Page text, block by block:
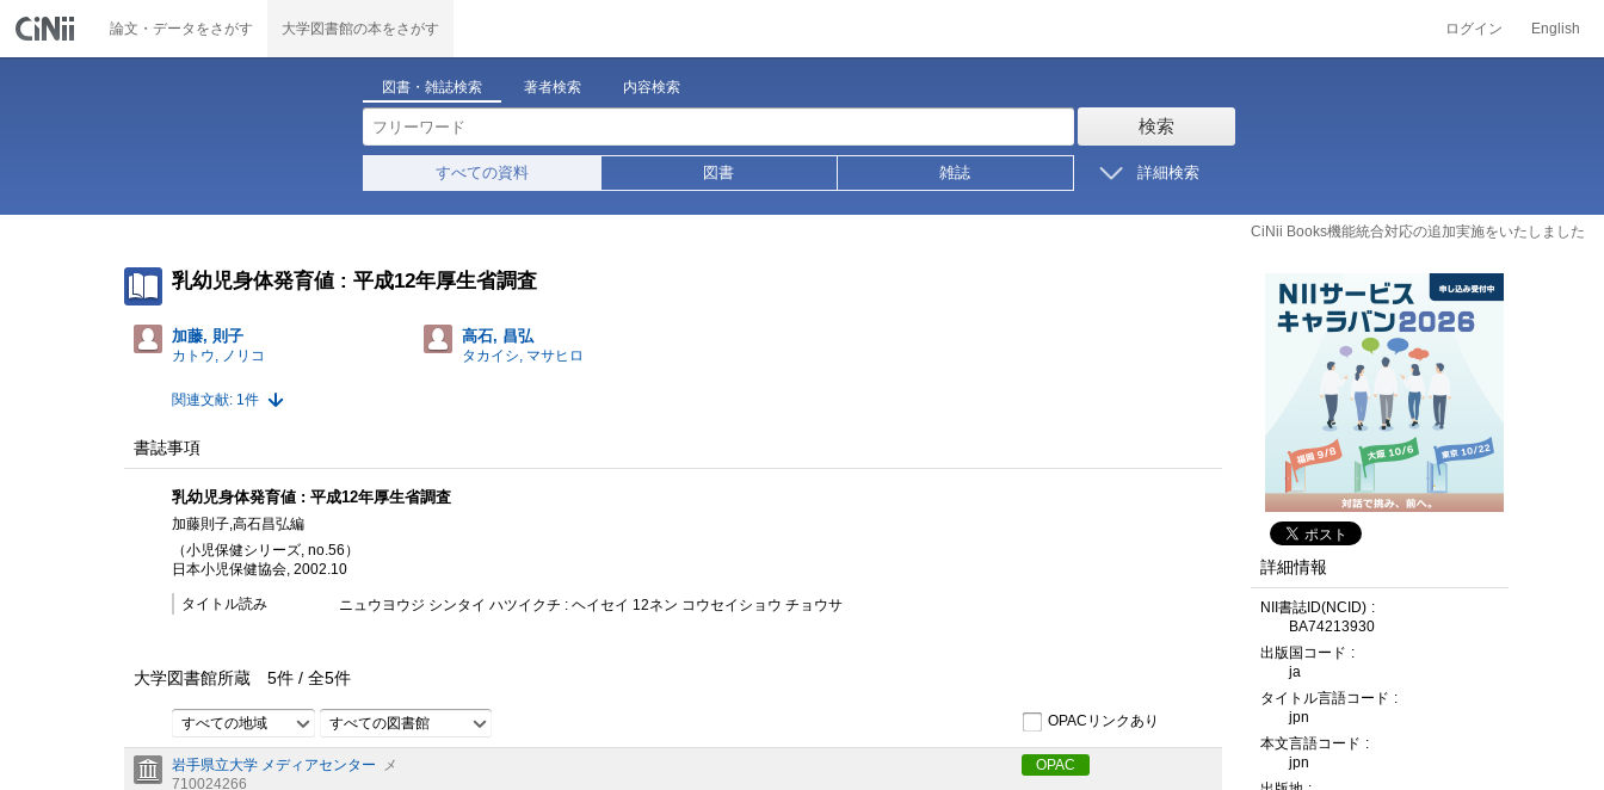
論文・データをさがす 大学図書館の本をさがす ログイン English
図書・雑誌検索 著者検索 内容検索
検索
すべての資料 図書 雑誌 詳細検索
CiNii Books機能統合対応の追加実施をいたしました
乳幼児身体発育値 : 平成12年厚生省調査
加藤, 則子
カトウ, ノリコ
高石, 昌弘
タカイシ, マサヒロ
関連文献: 1件
書誌事項
乳幼児身体発育値 : 平成12年厚生省調査
加藤則子,高石昌弘編
（小児保健シリーズ, no.56）
日本小児保健協会, 2002.10
タイトル読み ニュウヨウジ シンタイ ハツイクチ : ヘイセイ 12ネン コウセイショウ チョウサ
大学図書館所蔵 5件 / 全5件
すべての地域 すべての図書館 OPACリンクあり
岩手県立大学 メディアセンター
メ
710024266
OPAC
詳細情報
NII書誌ID(NCID)
BA74213930
出版国コード
ja
タイトル言語コード
jpn
本文言語コード
jpn